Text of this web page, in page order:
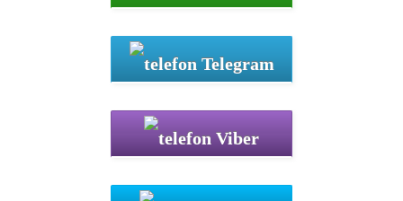
Telegram
Viber